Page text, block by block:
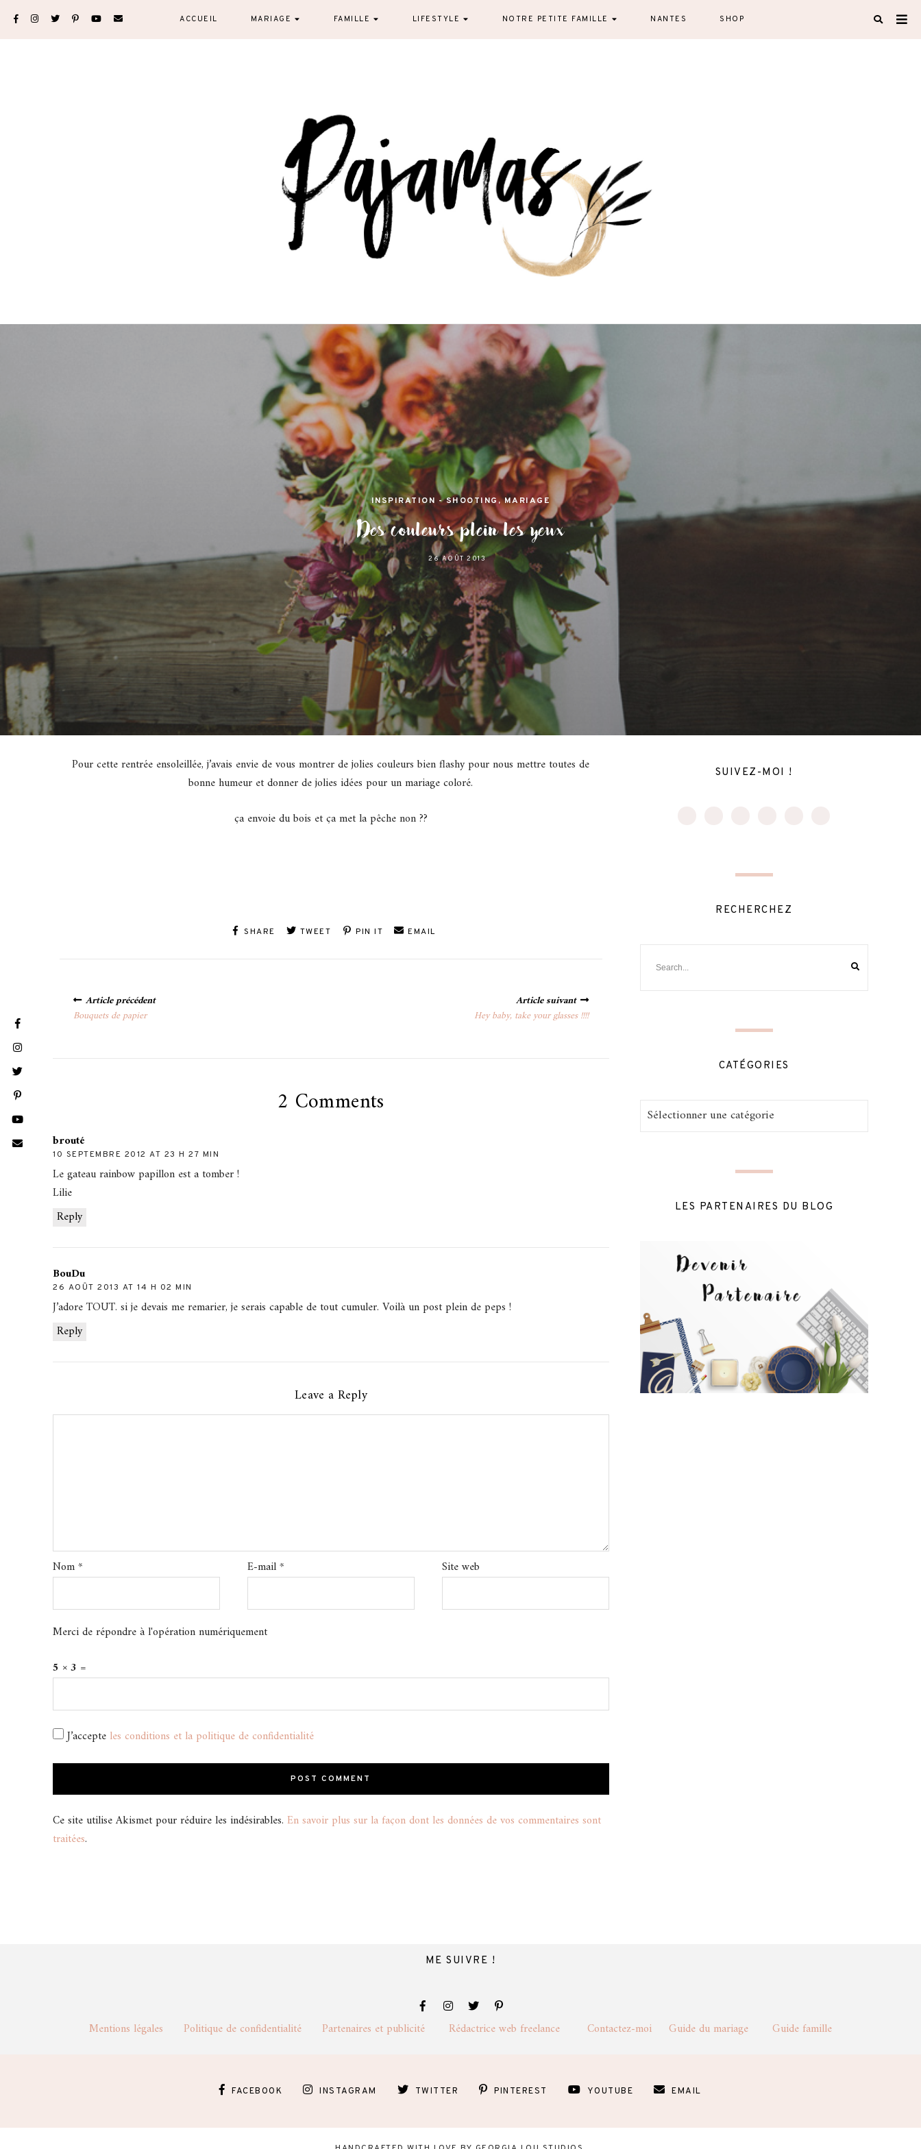
Skip
ACCUEIL MARIAGE FAMILLE LIFESTYLE NOTRE PETITE FAMILLE NANTES SHOP
Pajamas
INSPIRATION - SHOOTING,MARIAGE
Des couleurs plein les yeux
26 AOÛT 2013
Pour cette rentrée ensoleillée, j’avais envie de vous montrer de jolies couleurs bien flashy pour nous mettre toutes de
bonne humeur et donner de jolies idées pour un mariage coloré.
ça envoie du bois et ça met la pêche non ??
SHARE TWEET PIN IT EMAIL
navigation
Article précédent
Bouquets de papier
Article suivant
Hey baby, take your glasses !!!!
2 Comments
brouté
10 SEPTEMBRE 2012 AT 23 H 27 MIN
Reply
Le gateau rainbow papillon est a tomber !
Lilie
BouDu
26 AOÛT 2013 AT 14 H 02 MIN
Reply
J’adore TOUT. si je devais me remarier, je serais capable de tout cumuler. Voilà un post plein de peps !
Leave a Reply
Nom* E-mail* Site web
Merci de répondre à l'opération numériquement
5 × 3 =
J’accepte les conditions et la politique de confidentialité
Ce site utilise Akismet pour réduire les indésirables. En savoir plus sur la façon dont les données de vos commentaires sont
traitées.
SUIVEZ-MOI !
RECHERCHEZ
CATÉGORIES
Catégories
LES PARTENAIRES DU BLOG
ME SUIVRE !
Mentions légales Politique de confidentialité Partenaires et publicité Rédactrice web freelance Contactez-moi Guide du mariage Guide famille
FACEBOOK INSTAGRAM TWITTER PINTEREST YOUTUBE EMAIL